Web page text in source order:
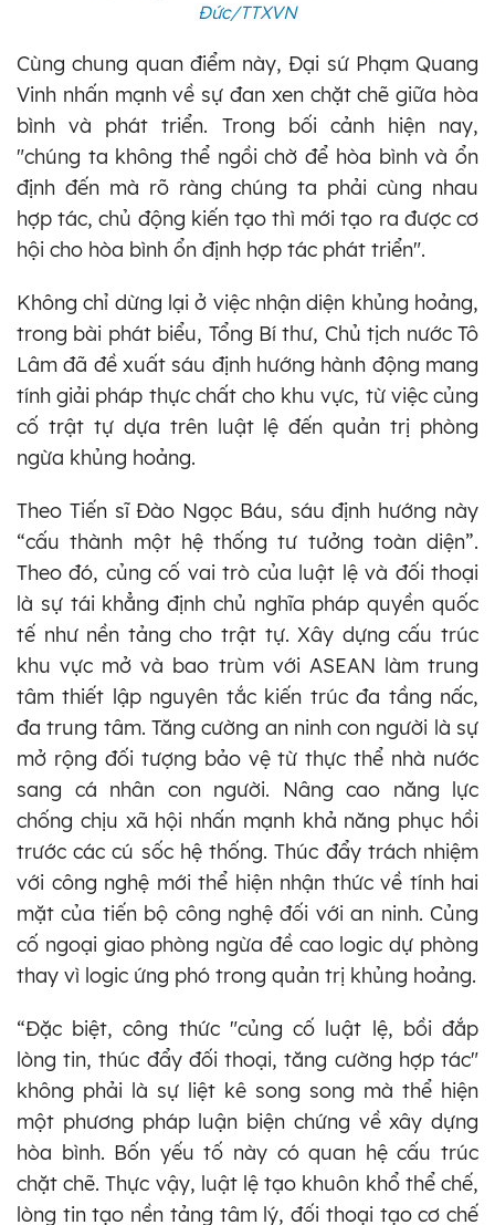
Đức/TTXVN
Cùng chung quan điểm này, Đại sứ Phạm Quang
Vinh nhấn mạnh về sự đan xen chặt chẽ giữa hòa
bình và phát triển. Trong bối cảnh hiện nay,
"chúng ta không thể ngồi chờ để hòa bình và ổn
định đến mà rõ ràng chúng ta phải cùng nhau
hợp tác, chủ động kiến tạo thì mới tạo ra được cơ
hội cho hòa bình ổn định hợp tác phát triển".
Không chỉ dừng lại ở việc nhận diện khủng hoảng,
trong bài phát biểu, Tổng Bí thư, Chủ tịch nước Tô
Lâm đã đề xuất sáu định hướng hành động mang
tính giải pháp thực chất cho khu vực, từ việc củng
cố trật tự dựa trên luật lệ đến quản trị phòng
ngừa khủng hoảng.
Theo Tiến sĩ Đào Ngọc Báu, sáu định hướng này
“cấu thành một hệ thống tư tưởng toàn diện”.
Theo đó, củng cố vai trò của luật lệ và đối thoại
là sự tái khẳng định chủ nghĩa pháp quyền quốc
tế như nền tảng cho trật tự. Xây dựng cấu trúc
khu vực mở và bao trùm với ASEAN làm trung
tâm thiết lập nguyên tắc kiến trúc đa tầng nấc,
đa trung tâm. Tăng cường an ninh con người là sự
mở rộng đối tượng bảo vệ từ thực thể nhà nước
sang cá nhân con người. Nâng cao năng lực
chống chịu xã hội nhấn mạnh khả năng phục hồi
trước các cú sốc hệ thống. Thúc đẩy trách nhiệm
với công nghệ mới thể hiện nhận thức về tính hai
mặt của tiến bộ công nghệ đối với an ninh. Củng
cố ngoại giao phòng ngừa đề cao logic dự phòng
thay vì logic ứng phó trong quản trị khủng hoảng.
“Đặc biệt, công thức "củng cố luật lệ, bồi đắp
lòng tin, thúc đẩy đối thoại, tăng cường hợp tác"
không phải là sự liệt kê song song mà thể hiện
một phương pháp luận biện chứng về xây dựng
hòa bình. Bốn yếu tố này có quan hệ cấu trúc
chặt chẽ. Thực vậy, luật lệ tạo khuôn khổ thể chế,
lòng tin tạo nền tảng tâm lý, đối thoại tạo cơ chế